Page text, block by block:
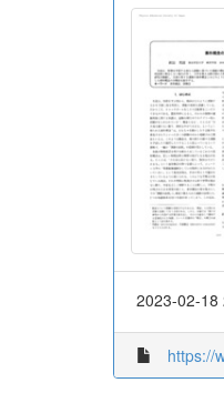
2023-02-18
https://